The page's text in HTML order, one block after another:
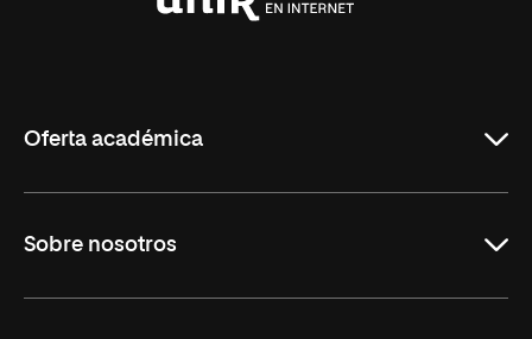
Oferta académica
Másteres Oficiales
Sobre nosotros